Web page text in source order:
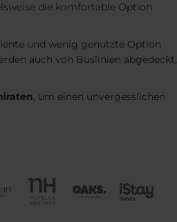
die komfortable Option
und wenig genutzte Option
auch von Buslinien abgedeckt,
, um einen unvergesslichen